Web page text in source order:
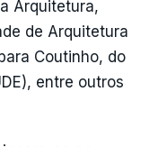
Arquitetura,
de Arquitetura
Coutinho, do
entre outros